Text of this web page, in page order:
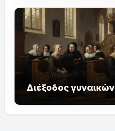
Διέξοδος γυναικών